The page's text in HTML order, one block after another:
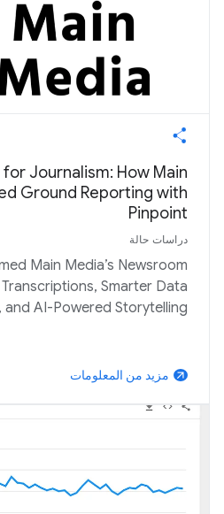
for Journalism: How Main
Ground Reporting with
Pinpoint
دراسات حالة
Main Media’s Newsroom
Smarter Data
and AI-Powered Storytelling
arrow_outward مزيد من المعلومات